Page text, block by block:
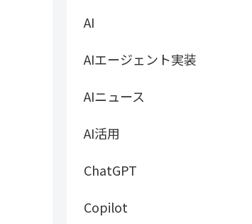
AI
AIエージェント実装
AIニュース
AI活用
ChatGPT
Copilot